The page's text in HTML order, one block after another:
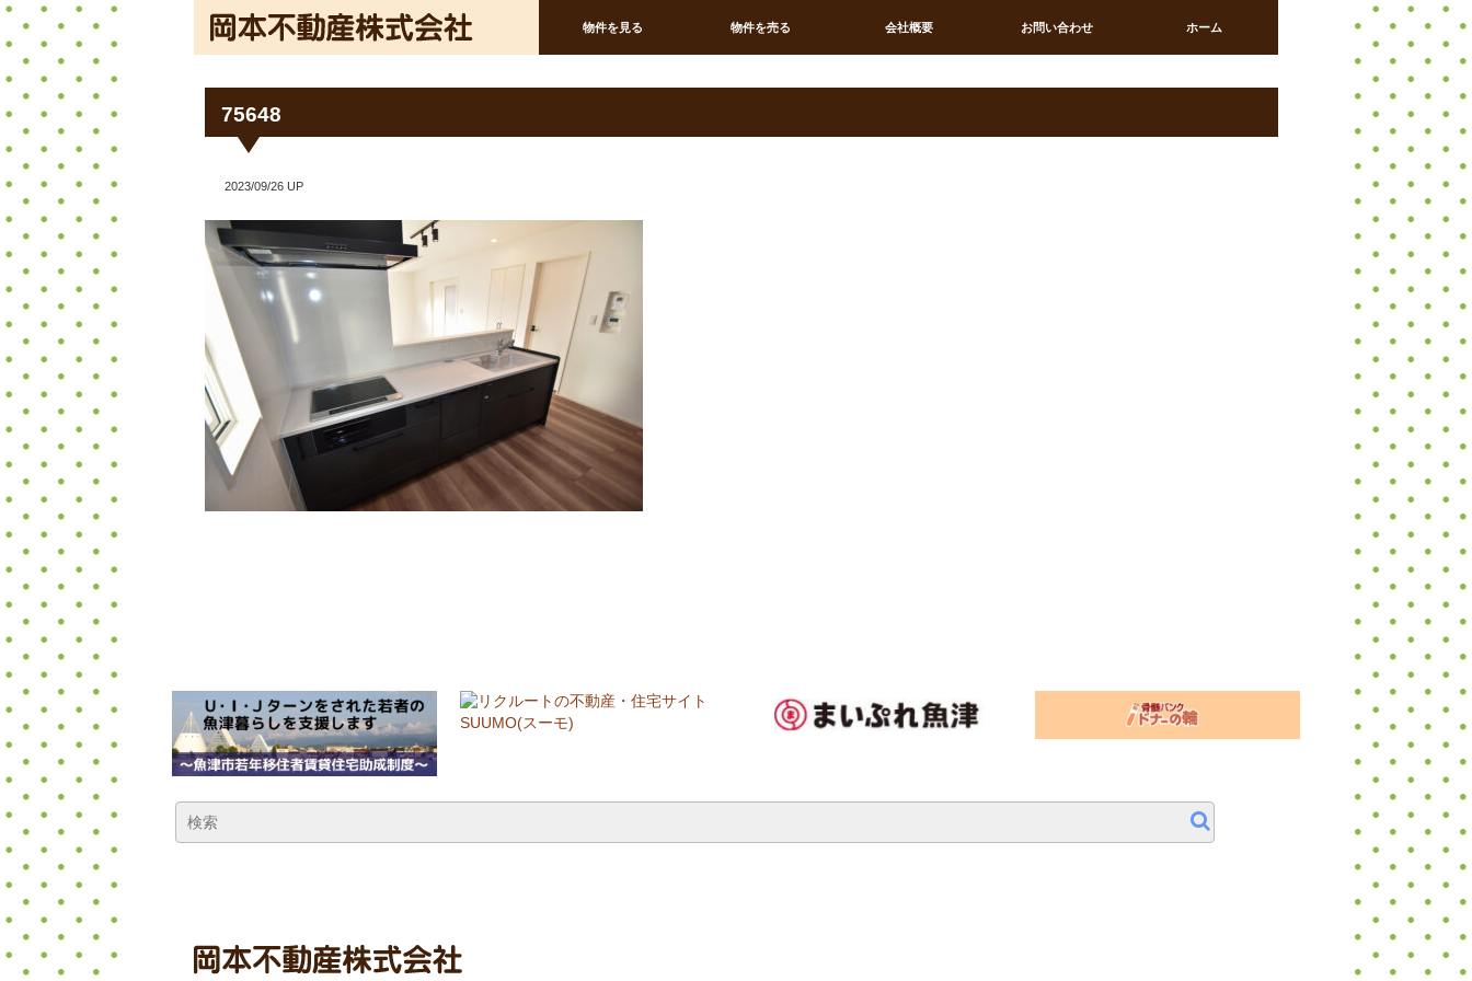
物件を見る 物件を売る 会社概要 お問い合わせ ホーム
75648
2023/09/26 UP